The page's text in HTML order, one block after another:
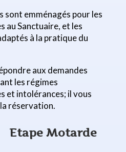
sont emménagés pour les
au Sanctuaire, et les
à la pratique du
aux demandes
les régimes
et intolérances; il vous
réservation.
Etape Motarde